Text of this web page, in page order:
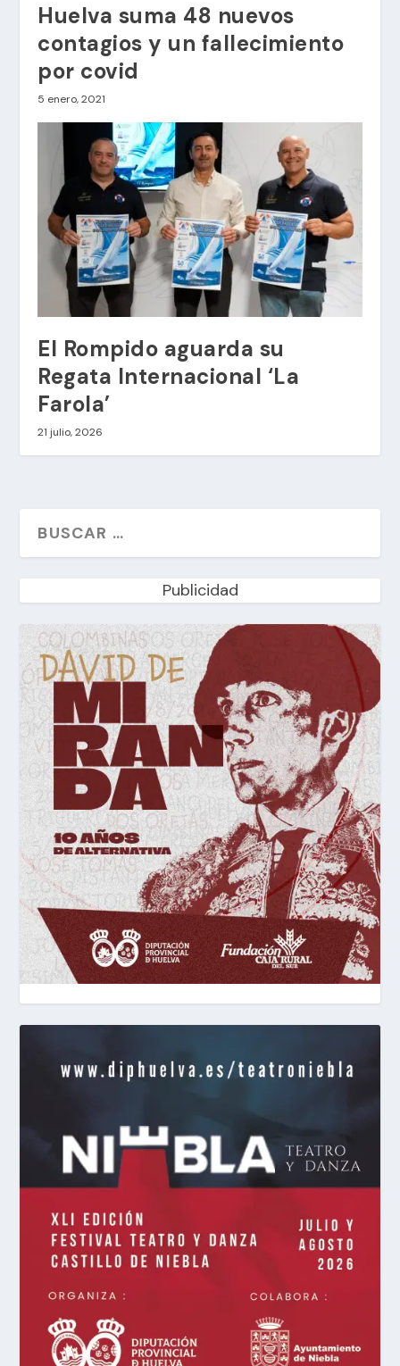
Huelva suma 48 nuevos
contagios y un fallecimiento
por covid
5 enero, 2021
El Rompido aguarda su
Regata Internacional ‘La
Farola’
21 julio, 2026
Publicidad